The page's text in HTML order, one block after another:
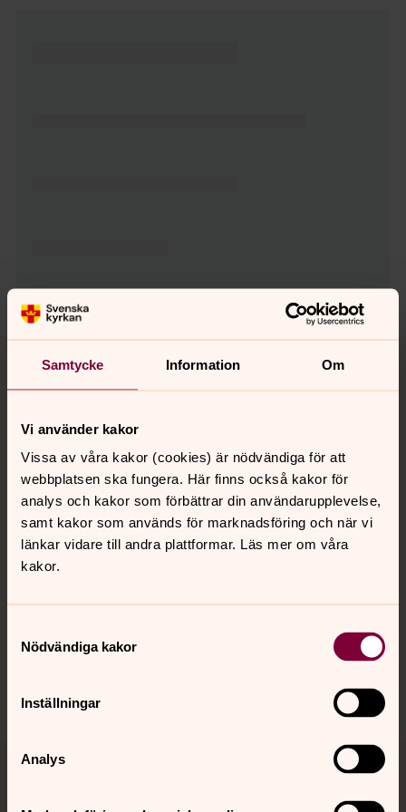
Samtycke Information Om
Vi använder kakor
Vissa av våra kakor (cookies) är nödvändiga för att
webbplatsen ska fungera. Här finns också kakor för
analys och kakor som förbättrar din användarupplevelse,
samt kakor som används för marknadsföring och när vi
länkar vidare till andra plattformar. Läs mer om våra
kakor.
Nödvändiga kakor
Inställningar
Analys
Tillbaka till toppen
Tillbaka till innehållet
Kontakt
Kalender
Hitta snabbt
Sociala kanaler